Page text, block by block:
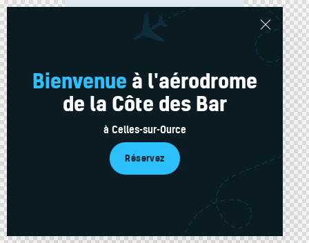
Blog item “Details”
AeroClub-Cote-des-Bar
Bienvenue à l'aérodrome
de la Côte des Bar
à Celles-sur-Ource
Réservez